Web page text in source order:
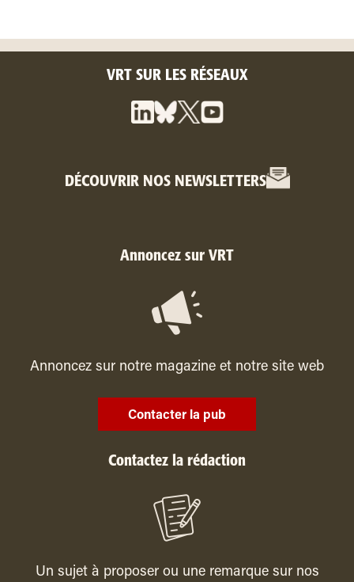
VRT SUR LES RÉSEAUX
DÉCOUVRIR NOS NEWSLETTERS
Annoncez sur VRT
Annoncez sur notre magazine et notre site web
Contacter la pub
Contactez la rédaction
Un sujet à proposer ou une remarque sur nos